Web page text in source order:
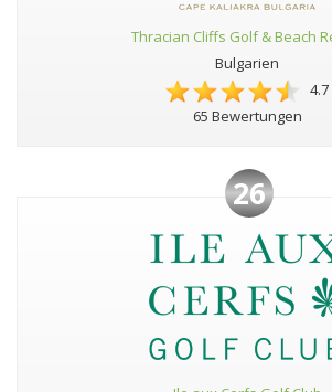
Thracian Cliffs Golf & Beach
Bulgarien
4.7
65 Bewertungen
26